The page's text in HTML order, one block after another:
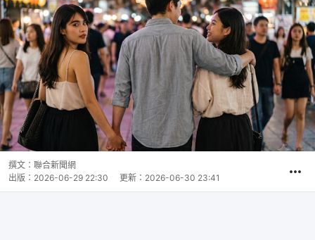
撰文： 聯合新聞網
出版： 2026-06-29 22:30 更新： 2026-06-30 23:41